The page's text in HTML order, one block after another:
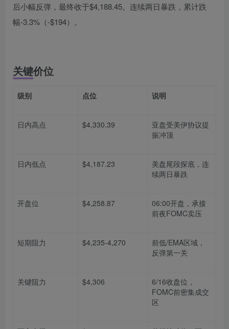
后小幅反弹，最终收于$4,188.45。连续两日暴跌，累计跌
幅-3.3%（-$194）。
关键价位
级别 点位 说明
日内高点 $4,330.39
亚盘受美伊协议提
振冲顶
日内低点 $4,187.23
美盘尾段探底，连
续两日暴跌
开盘位 $4,258.87
06:00开盘，承接
前夜FOMC卖压
短期阻力 $4,235-4,270
前低/EMA区域，
反弹第一关
关键阻力 $4,306
6/16收盘位，
FOMC前密集成交
区